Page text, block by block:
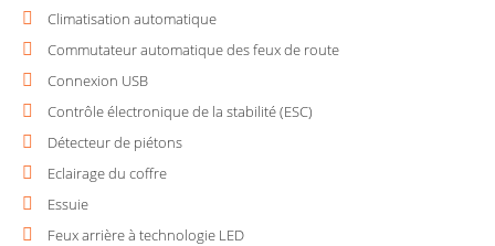
Climatisation automatique
Commutateur automatique des feux de route
Connexion USB
Contrôle électronique de la stabilité (ESC)
Détecteur de piétons
Eclairage du coffre
Essuie
Feux arrière à technologie LED